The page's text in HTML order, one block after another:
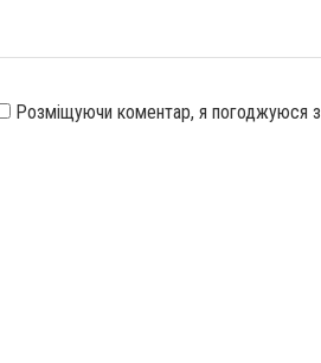
Розміщуючи коментар, я погоджуюся з